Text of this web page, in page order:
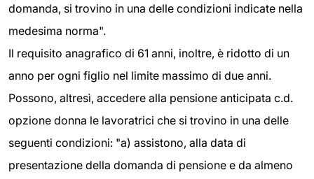
domanda, si trovino in una delle condizioni indicate nella
medesima norma".
Il requisito anagrafico di 61 anni, inoltre, è ridotto di un
anno per ogni figlio nel limite massimo di due anni.
Possono, altresì, accedere alla pensione anticipata c.d.
opzione donna le lavoratrici che si trovino in una delle
seguenti condizioni: "a) assistono, alla data di
presentazione della domanda di pensione e da almeno